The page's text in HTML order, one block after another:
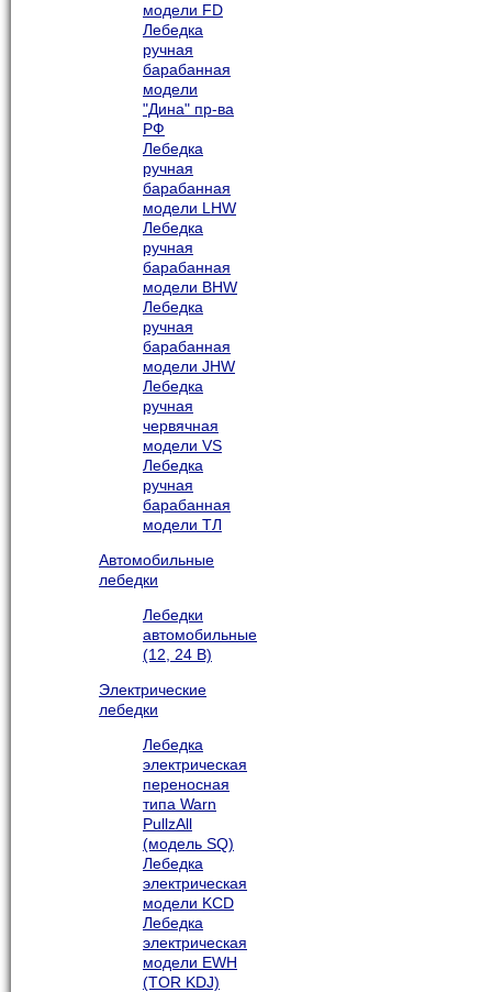
модели FD
Лебедка
ручная
барабанная
модели
"Дина" пр-ва
РФ
Лебедка
ручная
барабанная
модели LHW
Лебедка
ручная
барабанная
модели BHW
Лебедка
ручная
барабанная
модели JHW
Лебедка
ручная
червячная
модели VS
Лебедка
ручная
барабанная
модели ТЛ
Автомобильные
лебедки
Лебедки
автомобильные
(12, 24 В)
Электрические
лебедки
Лебедка
электрическая
переносная
типа Warn
PullzAll
(модель SQ)
Лебедка
электрическая
модели KCD
Лебедка
электрическая
модели EWH
(TOR KDJ)